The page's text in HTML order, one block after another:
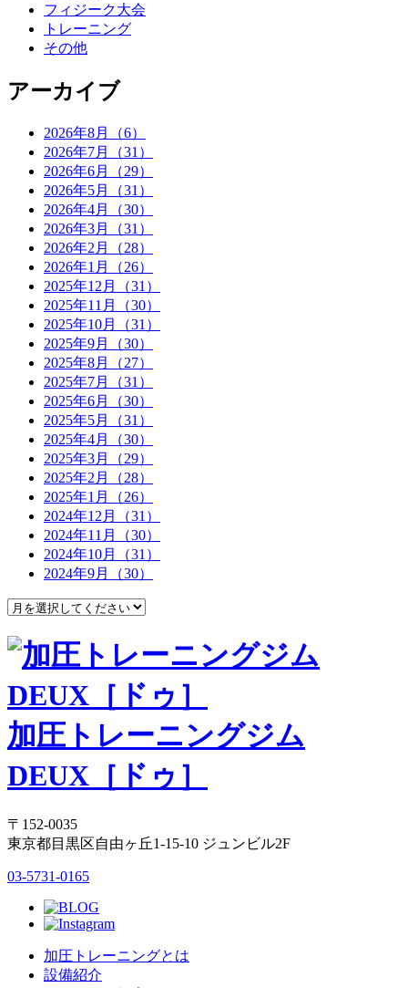
フィジーク大会
トレーニング
その他
アーカイブ
2026年8月（6）
2026年7月（31）
2026年6月（29）
2026年5月（31）
2026年4月（30）
2026年3月（31）
2026年2月（28）
2026年1月（26）
2025年12月（31）
2025年11月（30）
2025年10月（31）
2025年9月（30）
2025年8月（27）
2025年7月（31）
2025年6月（30）
2025年5月（31）
2025年4月（30）
2025年3月（29）
2025年2月（28）
2025年1月（26）
2024年12月（31）
2024年11月（30）
2024年10月（31）
2024年9月（30）
加圧トレーニングジム
DEUX［ドゥ］
〒152-0035
東京都目黒区自由ヶ丘1-15-10 ジュンビル2F
03-5731-0165
加圧トレーニングとは
設備紹介